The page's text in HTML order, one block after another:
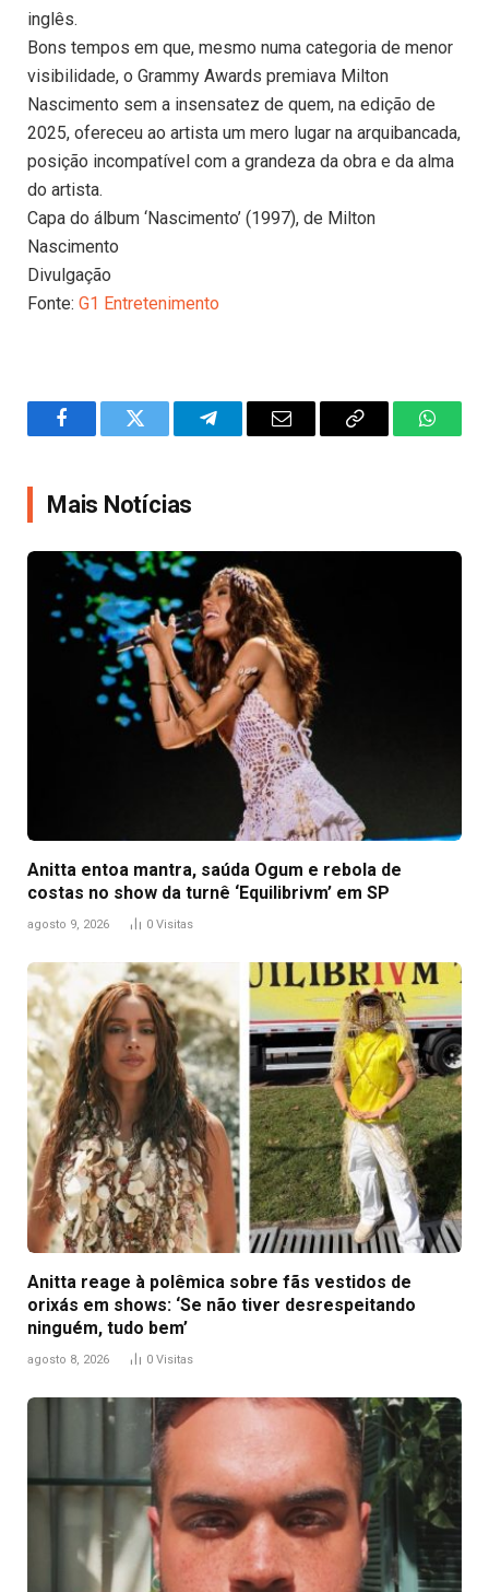
inglês.
Bons tempos em que, mesmo numa categoria de menor
visibilidade, o Grammy Awards premiava Milton
Nascimento sem a insensatez de quem, na edição de
2025, ofereceu ao artista um mero lugar na arquibancada,
posição incompatível com a grandeza da obra e da alma
do artista.
Capa do álbum ‘Nascimento’ (1997), de Milton
Nascimento
Divulgação
Fonte: G1 Entretenimento
FacebookTwitter TelegramEmail
Copy
Mais Notícias
Anitta entoa mantra, saúda Ogum e rebola de
costas no show da turnê ‘Equilibrivm’ em SP
agosto 9, 2026 0 Visitas
Anitta reage à polêmica sobre fãs vestidos de
orixás em shows: ‘Se não tiver desrespeitando
ninguém, tudo bem’
agosto 8, 2026 0 Visitas